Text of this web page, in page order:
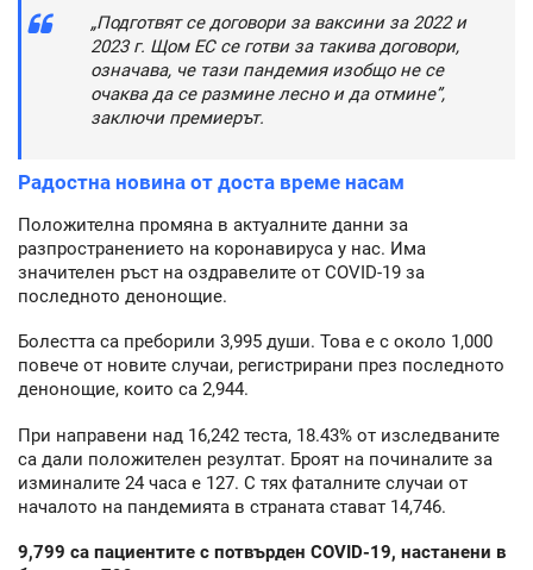
„Подготвят се договори за ваксини за 2022 и
2023 г. Щом ЕС се готви за такива договори,
означава, че тази пандемия изобщо не се
очаква да се размине лесно и да отмине”,
заключи премиерът.
Радостна новина от доста време насам
Положителна промяна в актуалните данни за
разпространението на коронавируса у нас. Има
значителен ръст на оздравелите от COVID-19 за
последното денонощие.
Болестта са преборили 3,995 души. Това е с около 1,000
повече от новите случаи, регистрирани през последното
денонощие, които са 2,944.
При направени над 16,242 теста, 18.43% от изследваните
са дали положителен резултат. Броят на починалите за
изминалите 24 часа е 127. С тях фаталните случаи от
началото на пандемията в страната стават 14,746.
9,799 са пациентите с потвърден COVID-19, настанени в